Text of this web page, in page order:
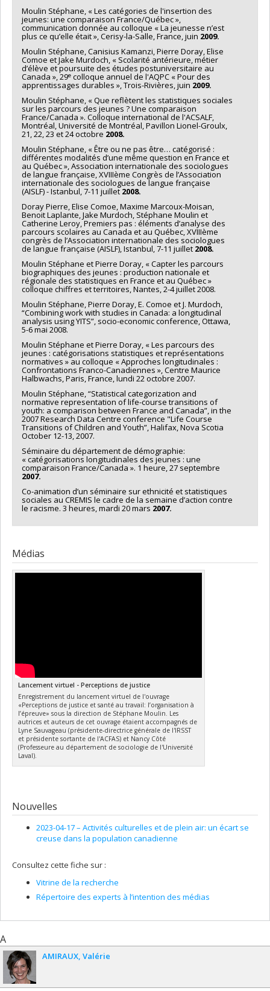
Moulin Stéphane, « Les catégories de l'insertion des
jeunes: une comparaison France/Québec »,
communication donnée au colloque « La jeunesse n’est
plus ce qu’elle était », Cerisy-la-Salle, France, juin 2009.
Moulin Stéphane, Canisius Kamanzi, Pierre Doray, Elise
Comoe et Jake Murdoch, « Scolarité antérieure, métier
d’élève et poursuite des études postuniversitaire au
Canada », 29e colloque annuel de l'AQPC « Pour des
apprentissages durables », Trois-Rivières, juin 2009.
Moulin Stéphane, « Que reflètent les statistiques sociales
sur les parcours des jeunes ? Une comparaison
France/Canada ». Colloque international de l'ACSALF,
Montréal, Université de Montréal, Pavillon Lionel-Groulx,
21, 22, 23 et 24 octobre 2008.
Moulin Stéphane, « Être ou ne pas être… catégorisé :
différentes modalités d’une même question en France et
au Québec », Association internationale des sociologues
de langue française, XVIIIème Congrès de l’Association
internationale des sociologues de langue française
(AISLF) - Istanbul, 7-11 juillet 2008.
Doray Pierre, Elise Comoe, Maxime Marcoux-Moisan,
Benoit Laplante, Jake Murdoch, Stéphane Moulin et
Catherine Leroy, Premiers pas : éléments d’analyse des
parcours scolaires au Canada et au Québec, XVIIIème
congrès de l’Association internationale des sociologues
de langue française (AISLF), Istanbul, 7-11 juillet 2008.
Moulin Stéphane et Pierre Doray, « Capter les parcours
biographiques des jeunes : production nationale et
régionale des statistiques en France et au Québec »
colloque chiffres et territoires, Nantes, 2-4 juillet 2008.
Moulin Stéphane, Pierre Doray, E. Comoe et J. Murdoch,
“Combining work with studies in Canada: a longitudinal
analysis using YITS”, socio-economic conference, Ottawa,
5-6 mai 2008.
Moulin Stéphane et Pierre Doray, « Les parcours des
jeunes : catégorisations statistiques et représentations
normatives » au colloque « Approches longitudinales :
Confrontations Franco-Canadiennes », Centre Maurice
Halbwachs, Paris, France, lundi 22 octobre 2007.
Moulin Stéphane, “Statistical categorization and
normative representation of life-course transitions of
youth: a comparison between France and Canada”, in the
2007 Research Data Centre conference "Life Course
Transitions of Children and Youth”, Halifax, Nova Scotia
October 12-13, 2007.
Séminaire du département de démographie:
« catégorisations longitudinales des jeunes : une
comparaison France/Canada ». 1 heure, 27 septembre
2007.
Co-animation d’un séminaire sur ethnicité et statistiques
sociales au CREMIS le cadre de la semaine d’action contre
le racisme. 3 heures, mardi 20 mars 2007.
Médias
Lancement virtuel - Perceptions de justice
Enregistrement du lancement virtuel de l'ouvrage
«Perceptions de justice et santé au travail: l’organisation à
l’épreuve» sous la direction de Stéphane Moulin. Les
autrices et auteurs de cet ouvrage étaient accompagnés de
Lyne Sauvageau (présidente-directrice générale de l'IRSST
et présidente sortante de l'ACFAS) et Nancy Côté
(Professeure au département de sociologie de l'Université
Laval).
Nouvelles
2023-04-17 – Activités culturelles et de plein air: un écart se
creuse dans la population canadienne
Consultez cette fiche sur :
Vitrine de la recherche
Répertoire des experts à l’intention des médias
A
AMIRAUX Valérie